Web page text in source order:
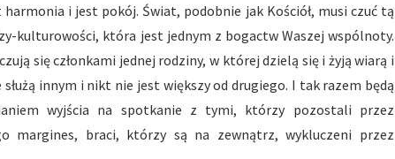
i jest pokój. Świat, podobnie jak Kościół, musi czuć tą
kulturowości, która jest jednym z bogactw Waszej wspólnoty.
się członkami jednej rodziny, w której dzielą się i żyją wiarą i
innym i nikt nie jest większy od drugiego. I tak razem będą
wyjścia na spotkanie z tymi, którzy pozostali przez
margines, braci, którzy są na zewnątrz, wykluczeni przez